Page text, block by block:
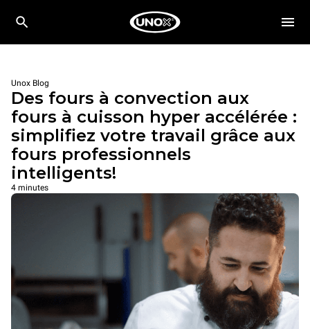
Unox Blog
Des fours à convection aux
fours à cuisson hyper accélérée :
simplifiez votre travail grâce aux
fours professionnels
intelligents!
4 minutes